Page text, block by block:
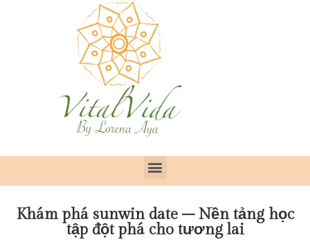
Khám phá sunwin date – Nền tảng học
tập đột phá cho tương lai